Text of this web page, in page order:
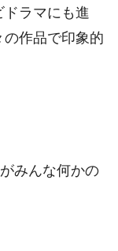
ラマにも進
作品で印象的
みんな何かの